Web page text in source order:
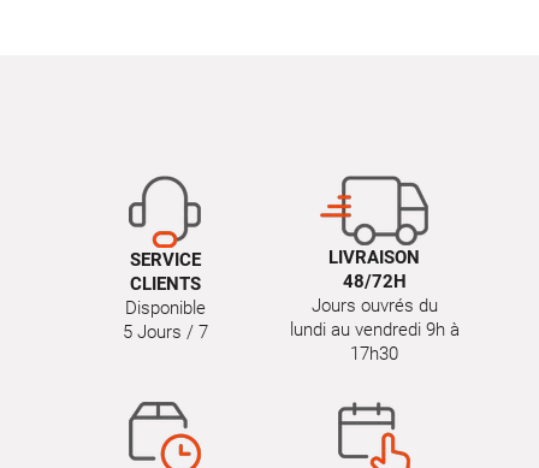
SERVICE
CLIENTS
Disponible
5 Jours / 7
LIVRAISON
48/72H
Jours ouvrés du
lundi au vendredi 9h à
17h30